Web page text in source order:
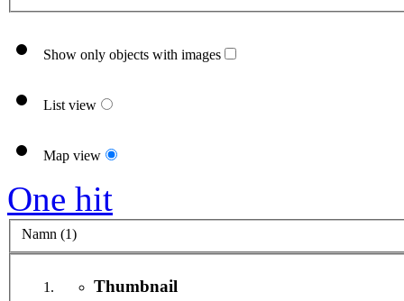
Show only objects with images
List view
Map view
One hit
Namn (1)
Thumbnail